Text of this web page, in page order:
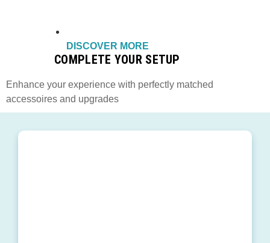
DISCOVER MORE
COMPLETE YOUR SETUP
Enhance your experience with perfectly matched
accessoires and upgrades